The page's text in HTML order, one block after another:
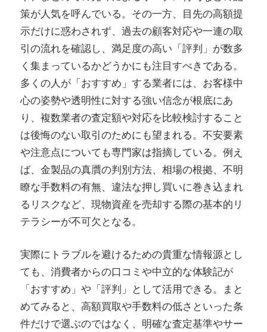
策が人気を呼んでいる。その一方、目先の高額提
示だけに惑わされず、過去の顧客対応や一連の取
引の流れを確認し、満足度の高い「評判」が数多
く集まっているかどうかにも注目すべきである。
多くの人が「おすすめ」する業者には、お客様中
心の姿勢や透明性に対する強い信念が根底にあ
り、複数業者の査定額や対応を比較検討すること
は後悔のない取引のためにも望まれる。不安要素
や注意点についても専門家は指摘している。例え
ば、金製品の真贋の判別方法、相場の根拠、不明
瞭な手数料の有無、違法な押し買いに巻き込まれ
るリスクなど、現物資産を売却する際の基本的リ
テラシーが不可欠となる。
実際にトラブルを避けるための貴重な情報源とし
ても、消費者からの口コミや中立的な体験記が
「おすすめ」や「評判」として活用できる。まと
めてみると、高額買取や手数料の低さといった条
件だけで選ぶのではなく、明確な査定基準やサー